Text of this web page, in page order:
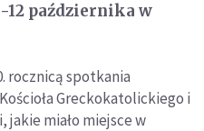
12 października w
rocznicą spotkania
Greckokatolickiego i
miało miejsce w